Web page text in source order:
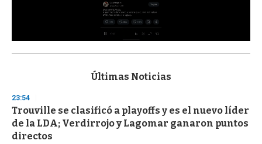
s
d
s
o
f
3
Últimas Noticias
23:54
Trouville se clasificó a playoffs y es el nuevo líder
de la LDA; Verdirrojo y Lagomar ganaron puntos
directos